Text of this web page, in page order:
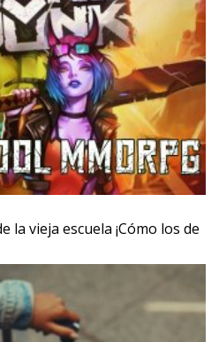
la vieja escuela ¡Cómo los de